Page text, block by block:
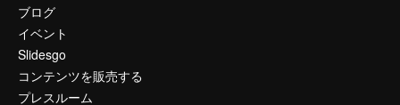
ブログ
イベント
Slidesgo
コンテンツを販売する
プレスルーム